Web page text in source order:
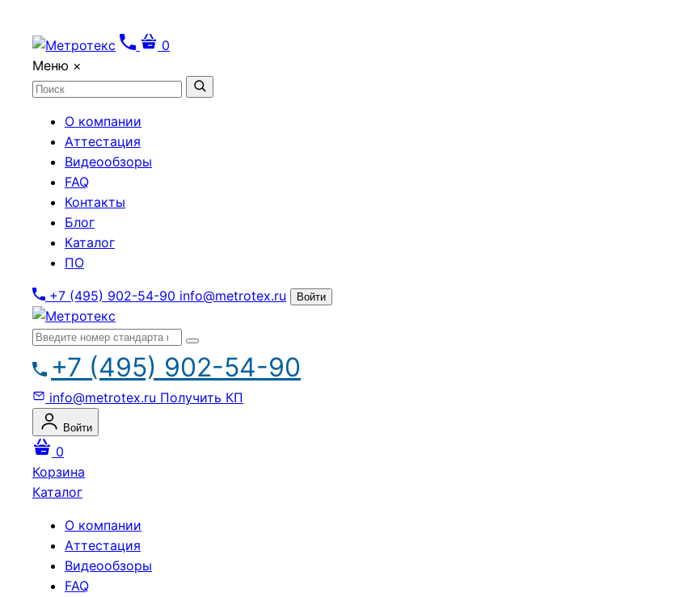
0
Меню ×
О компании
Аттестация
Видеообзоры
FAQ
Контакты
Блог
Каталог
ПО
+7 (495) 902-54-90 info@metrotex.ru Войти
+7 (495) 902-54-90
info@metrotex.ru Получить КП
Войти
0
Корзина
Каталог
О компании
Аттестация
Видеообзоры
FAQ